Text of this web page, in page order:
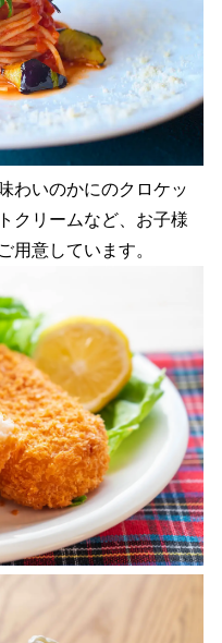
わいのかにのクロケッ
クリームなど、お子様
用意しています。